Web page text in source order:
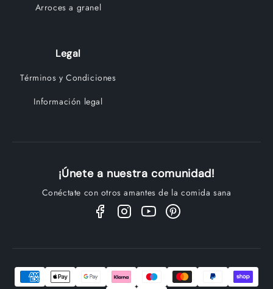
Arroces a granel
Legal
Términos y Condiciones
Información legal
¡Únete a nuestra comunidad!
Conéctate con otros amantes de la comida sana